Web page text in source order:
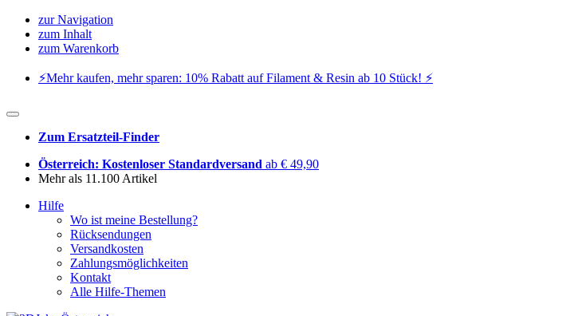
zur Navigation
zum Inhalt
zum Warenkorb
⚡️Mehr kaufen, mehr sparen: 10% Rabatt auf Filament & Resin ab 10 Stück! ⚡️
Zum Ersatzteil-Finder
Österreich: Kostenloser Standardversand ab € 49,90
Mehr als 11.100 Artikel
Hilfe
Wo ist meine Bestellung?
Rücksendungen
Versandkosten
Zahlungsmöglichkeiten
Kontakt
Alle Hilfe-Themen